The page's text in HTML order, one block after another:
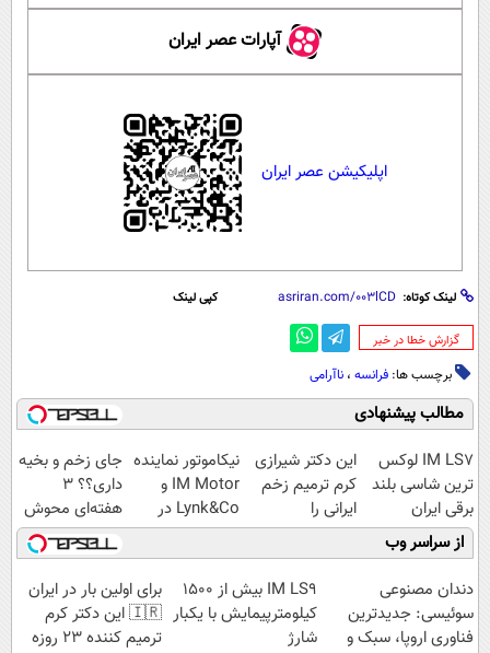
آپارات عصر ایران
اپلیکیشن عصر ایران
لینک کوتاه: کپی لینک
‌گزارش خطا در خبر
برچسب ها: فرانسه ، ناآرامی
مطالب پیشنهادی
IM LS7 لوکس
ترین شاسی بلند
برقی ایران
این دکتر شیرازی
کرم ترمیم زخم
ایرانی را
ساخت!!!
نیکاموتور نماینده
IM Motor و
Lynk&Co در
ایران
جای زخم و بخیه
داری؟؟ 3
هفته‌ای محوش
کن!
از سراسر وب
دندان مصنوعی
سوئیسی: جدیدترین
فناوری اروپا، سبک و
IM LS9 بیش از 1500
کیلومترپیمایش با یکبار
شارژ
برای اولین بار در ایران
🇮🇷 این دکتر کرم
ترمیم کننده 23 روزه